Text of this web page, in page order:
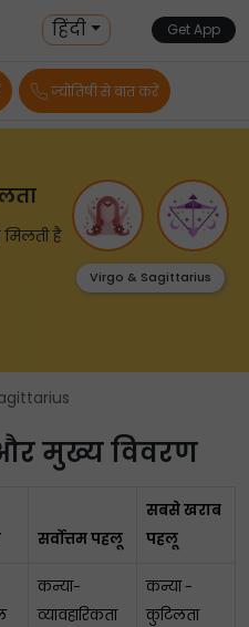
हिंदी Get App
ज्योतिषी से बात करें
है
Virgo & Sagittarius
मुख्य विवरण
सर्वोत्तम पहलू
सबसे खराब
पहलू
कन्या-
व्यावहारिकता
कन्या -
कुटिलता